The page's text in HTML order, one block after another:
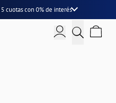
5 cuotascon0% de interés